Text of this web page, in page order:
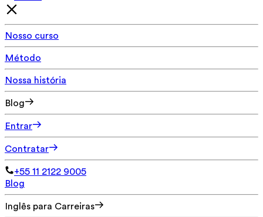
Nosso curso
Método
Nossa história
Blog
Entrar
Contratar
+55 11 2122 9005
Blog
Inglês para Carreiras